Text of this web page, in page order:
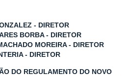
- DIRETOR
BORBA - DIRETOR
MOREIRA - DIRETOR
- DIRETOR
DO REGULAMENTO DO NOVO